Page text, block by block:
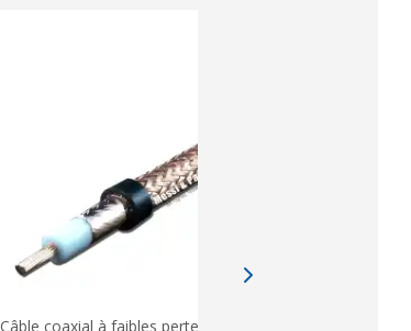
Câble coaxial à faibles pertes